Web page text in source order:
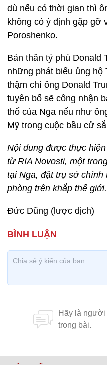
dù nếu có thời gian thì
không có ý định gặp gỡ
Poroshenko.
Bản thân tỷ phú Donald
những phát biểu ủng hộ
thậm chí ông Donald
tuyên bố sẽ công nhận
thổ của Nga nếu như
Mỹ trong cuộc bầu cử
Nội dung được thực
từ RIA Novosti, một
tại Nga, đặt trụ sở
phòng trên khắp thế giới.
Đức Dũng (lược dịch)